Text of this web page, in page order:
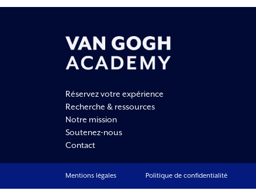
Réservez votre expérience
Recherche & ressources
Notre mission
Soutenez-nous
Contact
Mentions légales Politique de confidentialité